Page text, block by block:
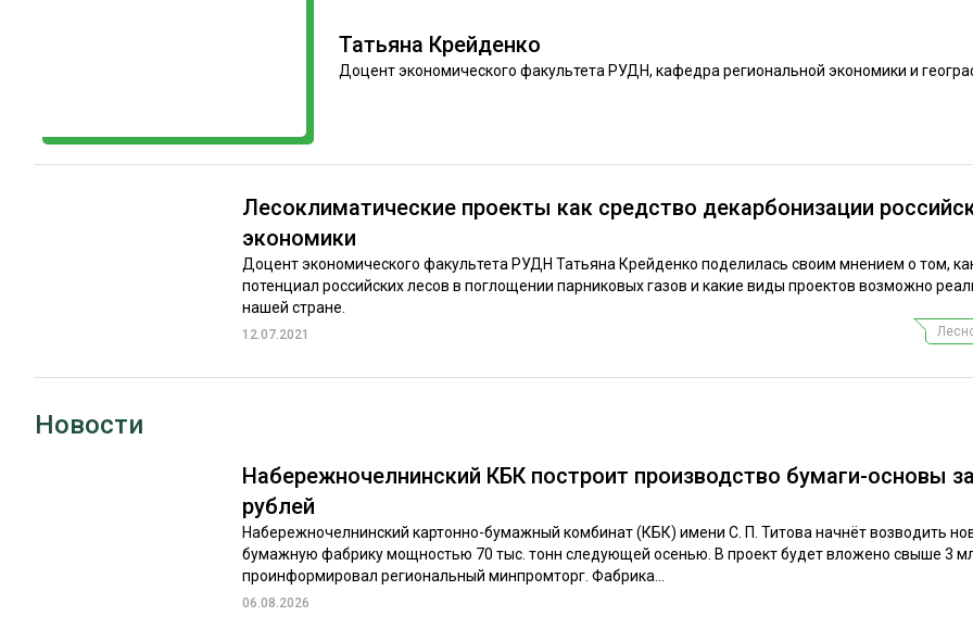
ПРОИЗВОДСТВО ДРЕВЕСНЫХ ПЛИТ
МЕБЕЛЬНОЕ ПРОИЗВОДСТВО
ОТРАСЛЕВАЯ ДИСКУССИЯ
ЭКСПЕРТНОЕ МНЕНИЕ
Татьяна Крейденко
Доцент экономического факультета РУДН, кафедра региональной экономики и
Лесоклиматические проекты как средство декарбонизации
экономики
Доцент экономического факультета РУДН Татьяна Крейденко поделилась своим мнением о том,
потенциал российских лесов в поглощении парниковых газов и какие виды проектов возможно
нашей стране.
12.07.2021
Новости
Набережночелнинский КБК построит производство бумаги-основы
рублей
Набережночелнинский картонно-бумажный комбинат (КБК) имени С. П. Титова начнёт возводить
бумажную фабрику мощностью 70 тыс. тонн следующей осенью. В проект будет вложено свыше 3
проинформировал региональный минпромторг. Фабрика...
06.08.2026